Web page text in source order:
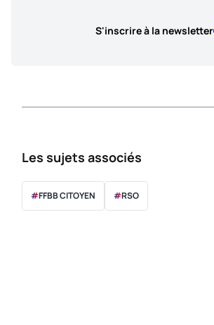
S'inscrire à la newsletter
Les sujets associés
#FFBB CITOYEN #RSO